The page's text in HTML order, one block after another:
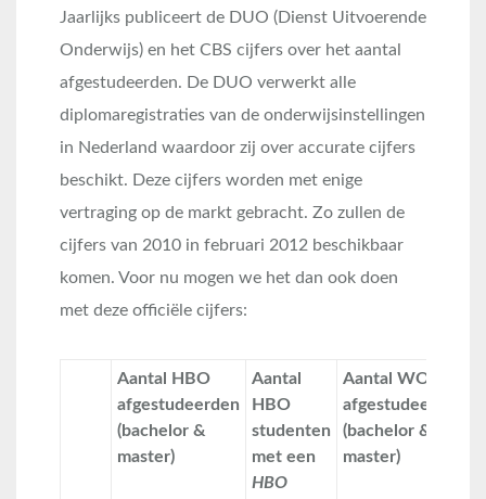
Jaarlijks publiceert de DUO (Dienst Uitvoerende
Onderwijs) en het CBS cijfers over het aantal
afgestudeerden. De DUO verwerkt alle
diplomaregistraties van de onderwijsinstellingen
in Nederland waardoor zij over accurate cijfers
beschikt. Deze cijfers worden met enige
vertraging op de markt gebracht. Zo zullen de
cijfers van 2010 in februari 2012 beschikbaar
komen. Voor nu mogen we het dan ook doen
met deze officiële cijfers:
Aantal HBO
afgestudeerden
(bachelor &
master)
Aantal
HBO
studenten
met een
HBO
Aantal WO
afgestudeerden
(bachelor &
master)